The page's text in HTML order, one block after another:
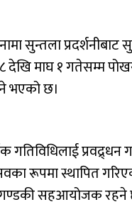
सुन्तला
माघ १ गतेसम्म
भएको छ।
प्रवद्र्धन
रूपमा स्थापित
गण्डकी सहआयोजक रहने